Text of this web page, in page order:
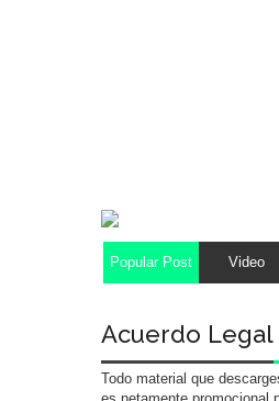
Popular Post Video
Acuerdo Legal
Todo material que